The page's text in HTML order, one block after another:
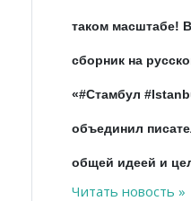
таком масштабе!
сборник на
«#Стамбул
объединил
общей идеей и
Читать новость »